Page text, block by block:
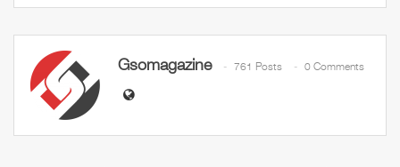
Gsomagazine 761 Posts 0 Comments